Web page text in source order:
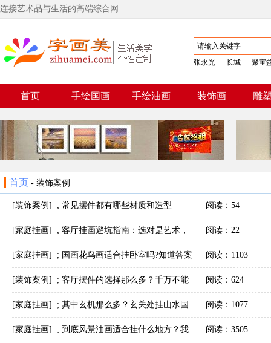
连接艺术品与生活的高端综合网
张永光 长城 聚宝
首页 手绘国画 手绘油画 装饰画 雕
首页 - 装饰案例
[装饰案例] ; 常见摆件都有哪些材质和造型 阅读：54
[家庭挂画] ; 客厅挂画避坑指南：选对是艺术，
挂错毁风水
阅读：22
[家庭挂画] ; 国画花鸟画适合挂卧室吗?知道答案
就不担心啦
阅读：1103
[装饰案例] ; 客厅摆件的选择那么多？千万不能
挑花眼
阅读：624
[家庭挂画] ; 其中玄机那么多？玄关处挂山水国
画的意义
阅读：1077
[家庭挂画] ; 到底风景油画适合挂什么地方？我 阅读：3505